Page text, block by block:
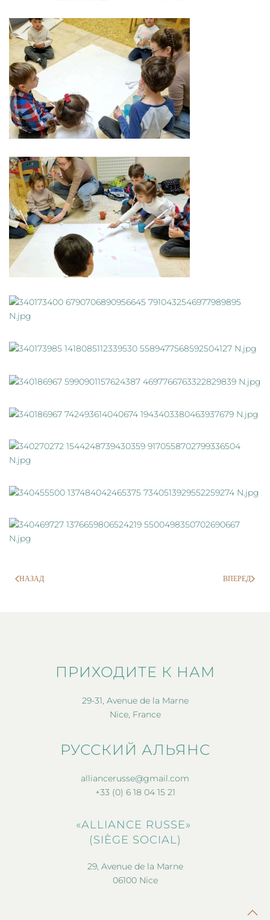
НАЗАД ВПЕРЕД
ПРИХОДИТЕ К НАМ
29-31, Avenue de la Marne
Nice, France
РУССКИЙ АЛЬЯНС
alliancerusse@gmail.com
+33 (0) 6 18 04 15 21
«ALLIANCE RUSSE»
(SIÈGE SOCIAL)
29, Avenue de la Marne
06100 Nice